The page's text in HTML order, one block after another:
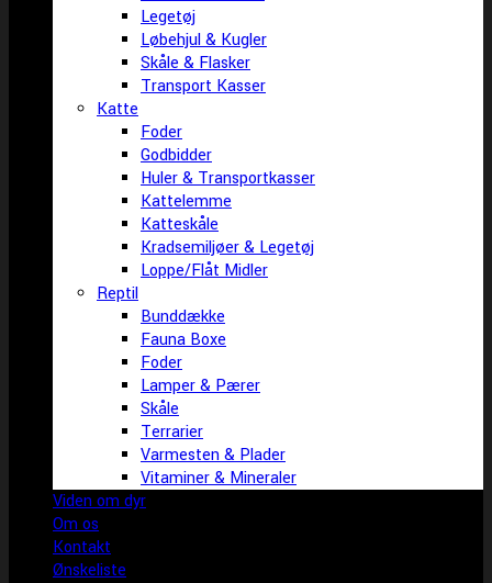
Legetøj
Løbehjul & Kugler
Skåle & Flasker
Transport Kasser
Katte
Foder
Godbidder
Huler & Transportkasser
Kattelemme
Katteskåle
Kradsemiljøer & Legetøj
Loppe/Flåt Midler
Reptil
Bunddække
Fauna Boxe
Foder
Lamper & Pærer
Skåle
Terrarier
Varmesten & Plader
Vitaminer & Mineraler
Viden om dyr
Om os
Kontakt
Ønskeliste